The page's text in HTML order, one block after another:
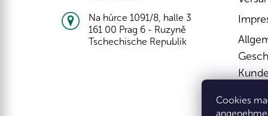
Cookies
Na hůrce 1091/8, halle 3
161 00 Prag 6 - Ruzyně
Tschechische Republik